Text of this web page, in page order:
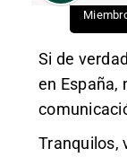
Si de
en España,
Tranquilos,